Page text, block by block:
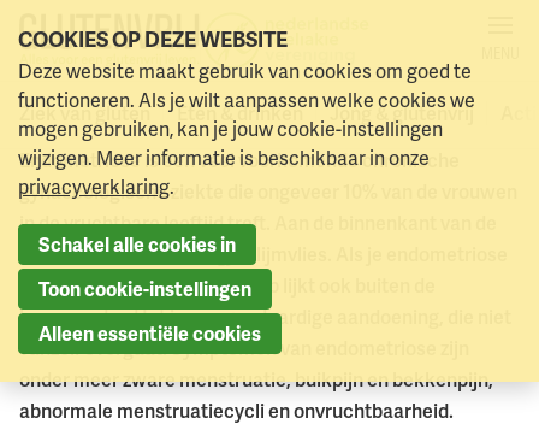
Naar menu Naar hoofdinhoud
Ziek van gluten Eten & drinken Jong & glutenvrij
Endometriose
Endometriose is een veel voorkomende chronische
gynaecologische ziekte die ongeveer 10% van de vrouwen
in de vruchtbare leeftijd treft. Aan de binnenkant van de
baarmoeder zit een laagje slijmvlies. Als je endometriose
hebt, zit er weefsel dat daarop lijkt ook buiten de
baarmoeder. Het is een goedaardige aandoening, die niet
vanzelf overgaat. Symptomen van endometriose zijn
onder meer zware menstruatie, buikpijn en bekkenpijn,
abnormale menstruatiecycli en onvruchtbaarheid.
COOKIES OP DEZE WEBSITE
Deze website maakt gebruik van cookies om goed te
functioneren. Als je wilt aanpassen welke cookies we
mogen gebruiken, kan je jouw cookie-instellingen
wijzigen. Meer informatie is beschikbaar in onze
privacyverklaring.
Schakel alle cookies in
Toon cookie-instellingen
Alleen essentiële cookies